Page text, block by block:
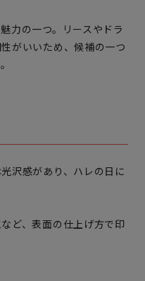
力の一つ。リースやドラ
がいいため、候補の一つ
沢感があり、ハレの日に
ど、表面の仕上げ方で印